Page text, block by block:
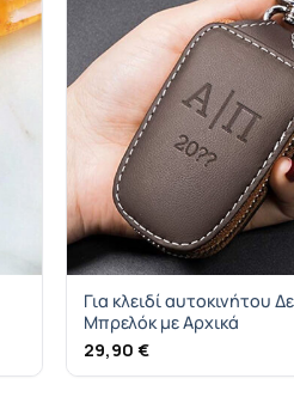
Για κλειδί αυτοκινήτου
Μπρελόκ με Αρχικά
29,90€